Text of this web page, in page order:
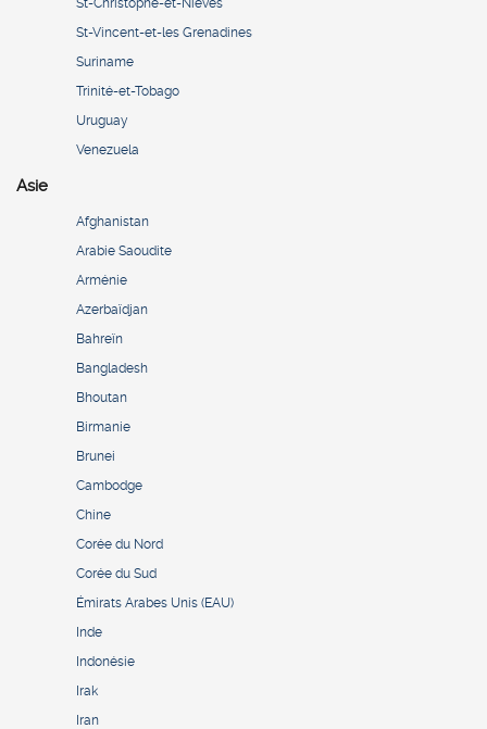
St-Vincent-et-les Grenadines
Suriname
Trinité-et-Tobago
Uruguay
Venezuela
Asie
Afghanistan
Arabie Saoudite
Arménie
Azerbaïdjan
Bahreïn
Bangladesh
Bhoutan
Birmanie
Brunei
Cambodge
Chine
Corée du Nord
Corée du Sud
Émirats Arabes Unis (EAU)
Inde
Indonésie
Irak
Iran